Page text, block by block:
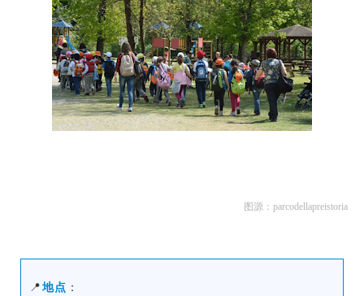
图源：parcodellapreistoria
📍 地点 ：